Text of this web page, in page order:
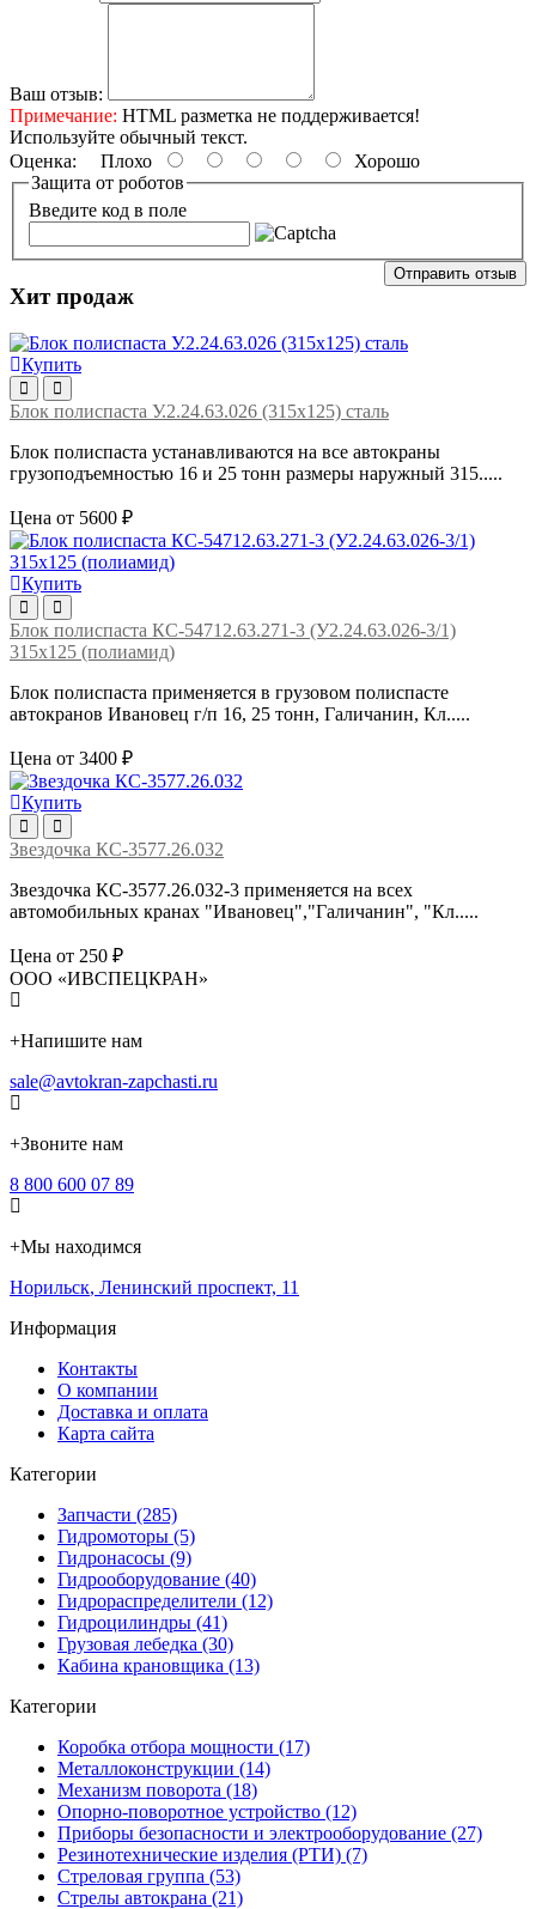
Ваш отзыв:
Примечание: HTML разметка не поддерживается!
Используйте обычный текст.
Оценка: Плохо
Хорошо
Защита от роботов
Введите код в поле
Отправить отзыв
Хит продаж
Купить
Блок полиспаста У.2.24.63.026 (315х125) сталь
Блок полиспаста устанавливаются на все автокраны
грузоподъемностью 16 и 25 тонн размеры наружный 315.....
Цена от 5600 ₽
Купить
Блок полиспаста КС-54712.63.271-3 (У2.24.63.026-3/1)
315х125 (полиамид)
Блок полиспаста применяется в грузовом полиспасте
автокранов Ивановец г/п 16, 25 тонн, Галичанин, Кл.....
Цена от 3400 ₽
Купить
Звездочка КС-3577.26.032
Звездочка КС-3577.26.032-3 применяется на всех
автомобильных кранах "Ивановец","Галичанин", "Кл.....
Цена от 250 ₽
ООО «ИВСПЕЦКРАН»
+Напишите нам
sale@avtokran-zapchasti.ru
+Звоните нам
8 800 600 07 89
+Мы находимся
Норильск, Ленинский проспект, 11
Информация
Контакты
О компании
Доставка и оплата
Карта сайта
Категории
Запчасти (285)
Гидромоторы (5)
Гидронасосы (9)
Гидрооборудование (40)
Гидрораспределители (12)
Гидроцилиндры (41)
Грузовая лебедка (30)
Кабина крановщика (13)
Категории
Коробка отбора мощности (17)
Металлоконструкции (14)
Механизм поворота (18)
Опорно-поворотное устройство (12)
Приборы безопасности и электрооборудование (27)
Резинотехнические изделия (РТИ) (7)
Стреловая группа (53)
Стрелы автокрана (21)